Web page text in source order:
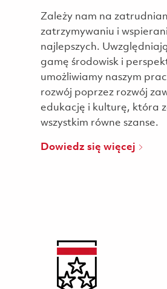
Zależy nam na
zatrzymywaniu i
najlepszych.
gamę środowisk i
umożliwiamy naszym
rozwój poprzez rozwój
edukację i kulturę, która
wszystkim równe szanse.
Dowiedz się więcej